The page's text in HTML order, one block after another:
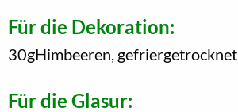
Für die Dekoration:
30gHimbeeren, gefriergetrocknet
Für die Glasur: